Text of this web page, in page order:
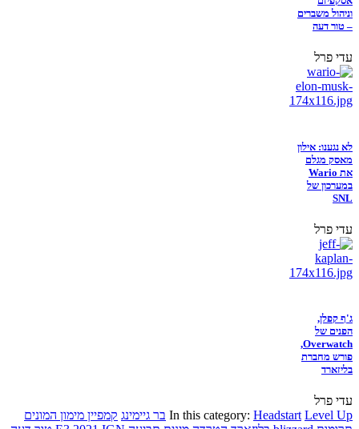
וניהול משברים
– טור דעה
עדי פרל
לא נגענו: אילון
מאסק מגלם
את Wario
במערכון של
SNL
עדי פרל
ג'ף קפלן,
הפנים של
Overwatch,
פורש מחברת
בליזארד
עדי פרל
In this category: Headstart Level Up בר גיימינג קמפיין מימון המונים